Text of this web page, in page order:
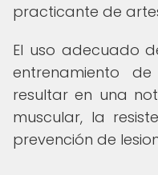
practicante de
El uso adecuado
entrenamiento
resultar en una
muscular, la
prevención de